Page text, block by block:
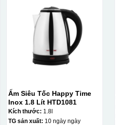
Ấm Siêu Tốc Happy Time
Inox 1.8 Lít HTD1081
Kích thước: 1.8l
TG sản xuất: 10 ngày ngày